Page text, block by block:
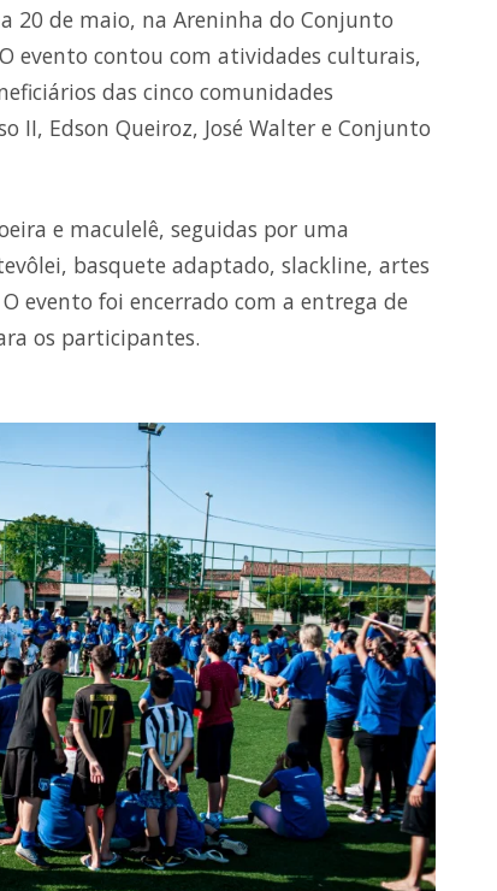
20 de maio, na Areninha do Conjunto
evento contou com atividades culturais,
das cinco comunidades
II, Edson Queiroz, José Walter e Conjunto
e maculelê, seguidas por uma
basquete adaptado, slackline, artes
evento foi encerrado com a entrega de
os participantes.